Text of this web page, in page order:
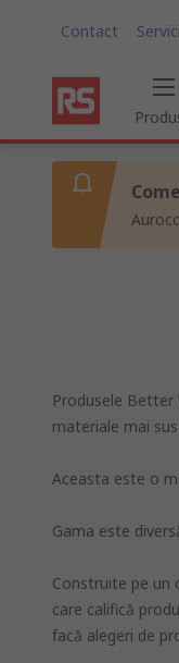
Contact
Produsele
materiale mai
Aceasta este o
Gama este
Construite pe un
care califică
facă alegeri de